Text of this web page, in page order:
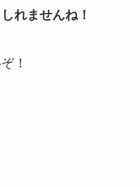
れませんね！
！